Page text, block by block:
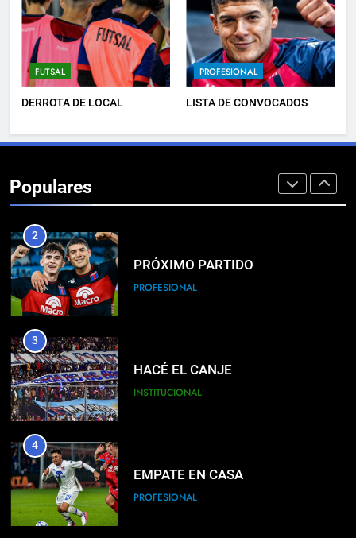
FUTSAL
DERROTA DE LOCAL
PROFESIONAL
LISTA DE CONVOCADOS
Populares
8
TRIUNFAZO
FEMENINO
2
PRÓXIMO PARTIDO
PROFESIONAL
3
HACÉ EL CANJE
INSTITUCIONAL
4
EMPATE EN CASA
PROFESIONAL